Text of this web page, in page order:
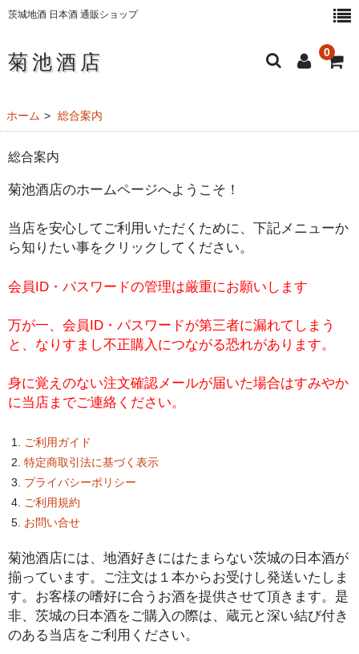
茨城地酒 日本酒 通販ショップ
菊池酒店 0
ホーム
日本酒・地酒
純米大吟醸酒
純米吟醸酒
純米酒
本醸造酒
にごり酒
普通酒
梅酒・リキュール
ワイン
食品
お問い合せ
総合案内
ホーム 総合案内
総合案内
菊池酒店のホームページへようこそ！
当店を安心してご利用いただくために、下記メニューか
ら知りたい事をクリックしてください。
会員ID・パスワードの管理は厳重にお願いします
万が一、会員ID・パスワードが第三者に漏れてしまう
と、なりすまし不正購入につながる恐れがあります。
身に覚えのない注文確認メールが届いた場合はすみやか
に当店までご連絡ください。
ご利用ガイド
特定商取引法に基づく表示
プライバシーポリシー
ご利用規約
お問い合せ
菊池酒店には、地酒好きにはたまらない茨城の日本酒が
揃っています。ご注文は１本からお受けし発送いたしま
す。お客様の嗜好に合うお酒を提供させて頂きます。是
非、茨城の日本酒をご購入の際は、蔵元と深い結び付き
のある当店をご利用ください。